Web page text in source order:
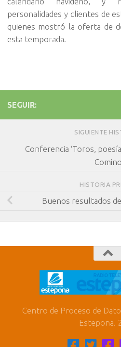
personalidades y clientes de
quienes mostró la oferta de
esta temporada.
SEGUIR:
SIGUIENTE
Conferencia ‘Toros,
Comino
HISTORIA
Buenos resultados
Centro de Proceso de
Estepona.